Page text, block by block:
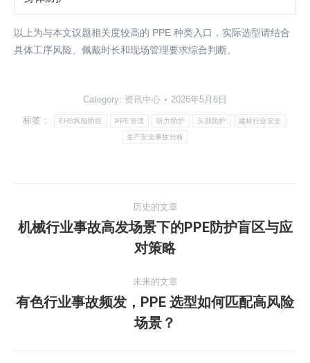
以上为与本文议题相关度较高的 PPE 种类入口，实际选型请结合
具体工序风险、佩戴时长和现场管理要求综合判断。
Category: 资讯中心 2026年5月6日
标签： EHS风险防控 PPE管理 听力防护 头部防护 建材行业安全
生产安全事故分析
章
航
历史的文章
历
史
文
章：
机械行业事故高发场景下的PPE防护盲区与应
对策略
未来的文章
来
有色行业事故频发，PPE 选型如何匹配高风险
场景？